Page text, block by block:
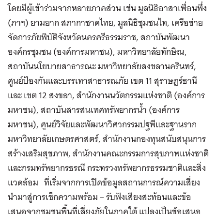
โดยมีผู้เข้าร่วมจากหลายภาคส่วน เช่น มูลนิธิอาสาเพื่อนพึ่ง
(ภาฯ) ยามยาก สภากาชาดไทย, มูลนิธิชุมชนไท, เครือข่าย
จัดการภัยพิบัติจังหวัดนครศรีธรรมราช, สถาบันพัฒนา
องค์กรชุมชน (องค์การมหาชน), มหาวิทยาลัยทักษิณ,
สถาบันนโยบายสาธารณะ มหาวิทยาลัยสงขลานครินทร์,
ศูนย์ป้องกันและบรรเทาสาธารณภัย เขต 11 สุราษฎร์ธานี
และ เขต 12 สงขลา, สำนักงานนวัตกรรมแห่งชาติ (องค์การ
มหาชน), สถาบันสารสนเทศทรัพยากรน้ำ (องค์การ
มหาชน), ศูนย์วิจัยและพัฒนาวิศวกรรมปฐพีและฐานราก
มหาวิทยาลัยเกษตรศาสตร์, สำนักงานกองทุนสนับสนุนการ
สร้างเสริมสุขภาพ, สำนักงานคณะกรรมการสุขภาพแห่งชาติ
และกรมทรัพยากรธรณี กระทรวงทรัพยากรธรรมชาติและสิ่ง
แวดล้อม ที่เริ่มจากการเปิดข้อมูลสถานการณ์ความเสี่ยง
นำมาสู่การเช็กความพร้อม – รับฟังเสียงสะท้อนและข้อ